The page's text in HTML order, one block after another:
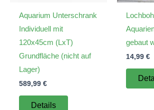
Aquarium Unterschrank
Individuell mit
120x45cm (LxT)
Grundfläche (nicht auf
Lager)
589,99 €
Details
gebaut
14,99 €